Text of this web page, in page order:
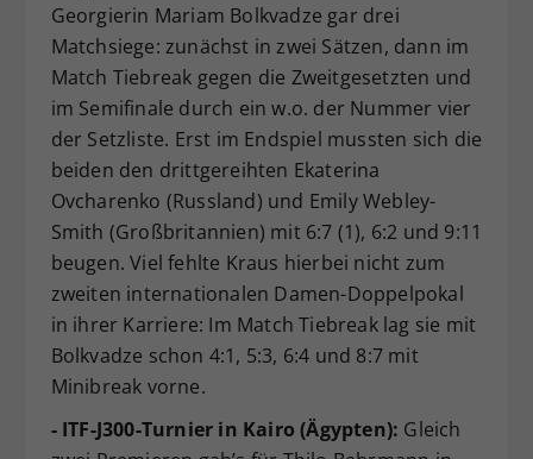
Georgierin Mariam Bolkvadze gar drei
Matchsiege: zunächst in zwei Sätzen, dann im
Match Tiebreak gegen die Zweitgesetzten und
im Semifinale durch ein w.o. der Nummer vier
der Setzliste. Erst im Endspiel mussten sich die
beiden den drittgereihten Ekaterina
Ovcharenko (Russland) und Emily Webley-
Smith (Großbritannien) mit 6:7 (1), 6:2 und 9:11
beugen. Viel fehlte Kraus hierbei nicht zum
zweiten internationalen Damen-Doppelpokal
in ihrer Karriere: Im Match Tiebreak lag sie mit
Bolkvadze schon 4:1, 5:3, 6:4 und 8:7 mit
Minibreak vorne.
- ITF-J300-Turnier in Kairo (Ägypten): Gleich